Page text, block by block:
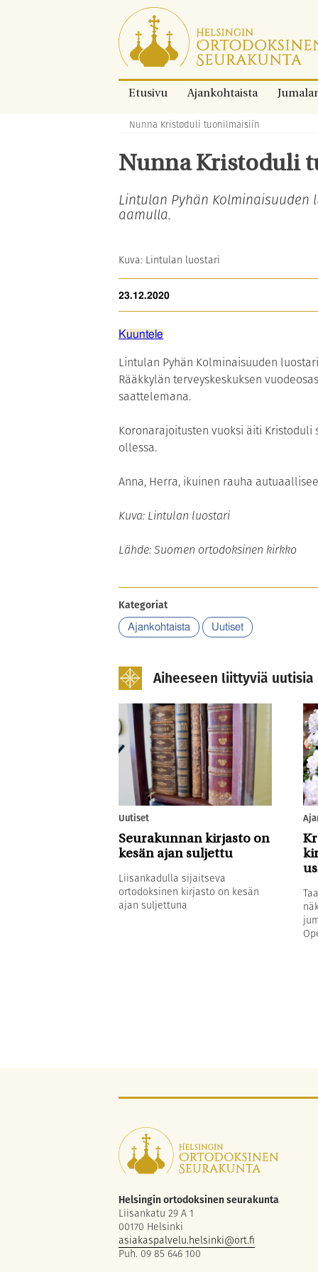
Siirry
suoraan
sisältöön.
Etusivu Ajankohtaista
Murupolku:
Nunna Kristoduli tuonilmaisiin
Nunna Kristoduli
Lintulan Pyhän Kolminaisuuden
aamulla.
Kuva: Lintulan luostari
23.12.2020
Kuuntele
Lintulan Pyhän Kolminaisuuden
Rääkkylän terveyskeskuksen
saattelemana.
Koronarajoitusten vuoksi äiti
ollessa.
Anna, Herra, ikuinen rauha
Kuva: Lintulan luostari
Lähde: Suomen ortodoksinen kirkko
Kategoriat
Ajankohtaista Uutiset
Aiheeseen liittyviä uutisia
Uutiset
Seurakunnan kirjasto on
kesän ajan suljettu
Liisankadulla sijaitseva
ortodoksinen kirjasto on kesän
ajan suljettuna
Helsingin ortodoksinen seurakunta
Liisankatu 29 A 1
00170 Helsinki
asiakaspalvelu.helsinki@ort.fi
Puh. 09 85 646 100